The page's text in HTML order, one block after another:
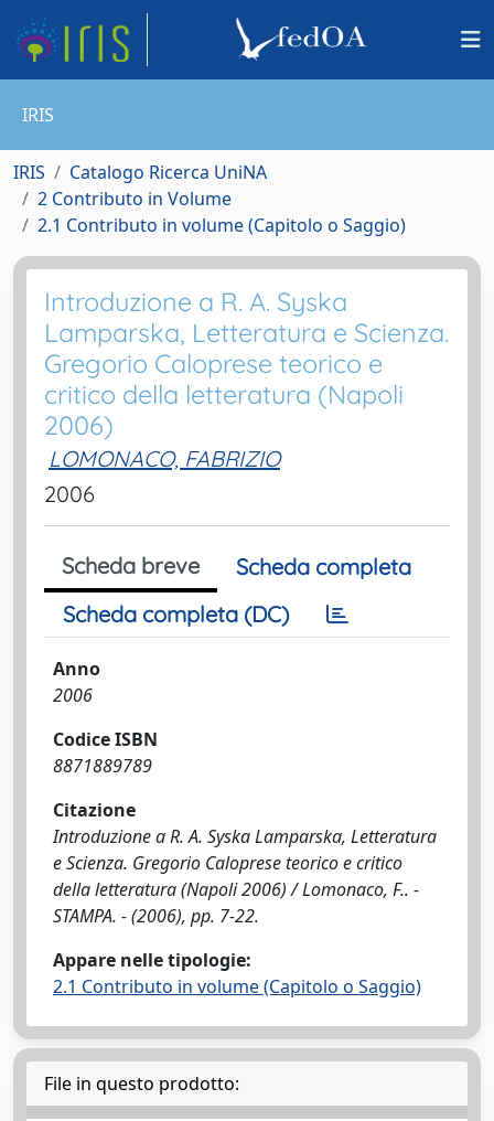
IRIS
IRIS
Catalogo Ricerca UniNA
2 Contributo in Volume
2.1 Contributo in volume (Capitolo o Saggio)
Introduzione a R. A. Syska
Lamparska, Letteratura e Scienza.
Gregorio Caloprese teorico e
critico della letteratura (Napoli
2006)
LOMONACO, FABRIZIO
2006
Scheda breve
Scheda completa
Scheda completa (DC)
Anno
2006
Codice ISBN
8871889789
Citazione
Introduzione a R. A. Syska Lamparska, Letteratura
e Scienza. Gregorio Caloprese teorico e critico
della letteratura (Napoli 2006) / Lomonaco, F.. -
STAMPA. - (2006), pp. 7-22.
Appare nelle tipologie:
2.1 Contributo in volume (Capitolo o Saggio)
File in questo prodotto: